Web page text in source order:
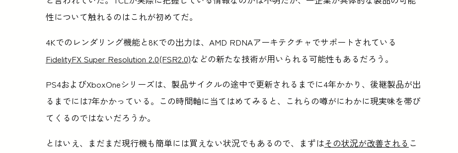
性について触れるのはこれが初めてだ。
4Kでのレンダリング機能と8Kでの出力は、AMD RDNAアーキテクチャでサポートされている
FidelityFX Super Resolution 2.0(FSR2.0)などの新たな技術が用いられる可能性もあるだろう。
PS4およびXboxOneシリーズは、製品サイクルの途中で更新されるまでに4年かかり、後継製品が出
るまでには7年かかっている。この時間軸に当てはめてみると、これらの噂がにわかに現実味を帯び
てくるのではないだろうか。
とはいえ、まだまだ現行機も簡単には買えない状況でもあるので、まずはその状況が改善される こ